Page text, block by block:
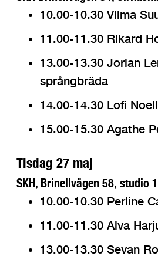
10.00-10.30 Vilma
11.00-11.30 Rikard
13.00-13.30 Jorian
språngbräda
14.00-14.30 Lofi
15.00-15.30 Agathe
Tisdag 27 maj
SKH, Brinellvägen 58, studio
10.00-10.30 Perline
11.00-11.30 Alva
13.00-13.30 Sevan